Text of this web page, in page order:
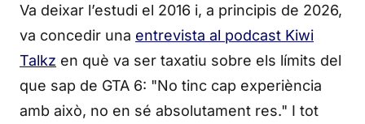
Va deixar l’estudi el 2016 i, a principis de 2026,
va concedir una entrevista al podcast Kiwi
Talkz en què va ser taxatiu sobre els límits del
que sap de GTA 6: "No tinc cap experiència
amb això, no en sé absolutament res." I tot